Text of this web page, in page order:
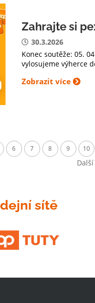
Zahrajte si
30.3.2026
Konec soutěže: 05.
vylosujeme výherce
Zobrazit více
6 7 8 9 10
Další
sítě